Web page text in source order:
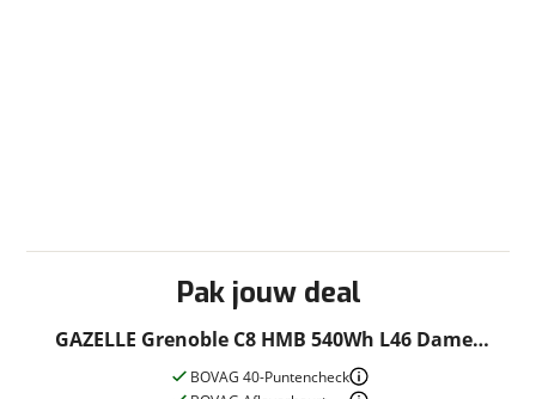
Pak jouw deal
GAZELLE Grenoble C8 HMB 540Wh L46 Dames
Between Blue Mat 46cm 2026
BOVAG 40-Puntencheck